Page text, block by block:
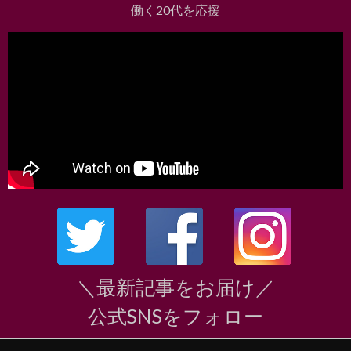
働く20代を応援
＼最新記事をお届け／
公式SNSをフォロー